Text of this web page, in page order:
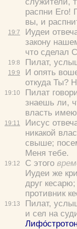
19:7
19:8
19:9
19:10
19:11
19:12
19:13
распни Его!
вы, и
Иудеи
закону
что сделал
Пилат,
И опять
откуда Ты?
Пилат
знаешь ли,
власть
Иисус
никакой
свыше;
Меня тебе.
С этого
Иудеи же
друг
противник
Пилат,
и сел на